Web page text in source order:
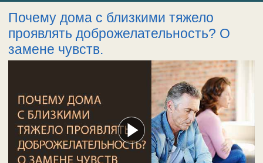
Почему дома с близкими тяжело
проявлять доброжелательность? О
замене чувств.